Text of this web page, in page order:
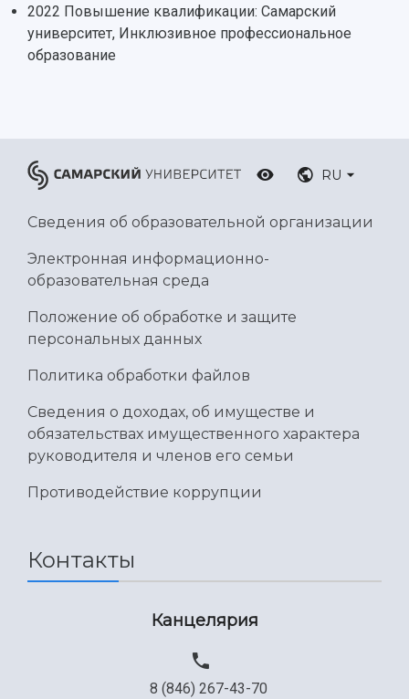
2022 Повышение квалификации: Самарский
университет, Инклюзивное профессиональное
образование
RU
Сведения об образовательной организации
Электронная информационно-
образовательная среда
Положение об обработке и защите
персональных данных
Политика обработки файлов
Сведения о доходах, об имуществе и
обязательствах имущественного характера
руководителя и членов его семьи
Противодействие коррупции
Контакты
Канцелярия
8 (846) 267-43-70